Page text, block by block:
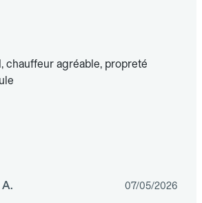
chauffeur agréable, propreté
07/05/2026